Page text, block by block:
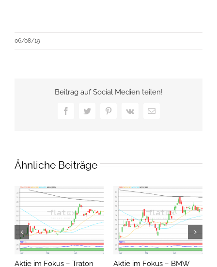
06/08/19
Beitrag auf Social Medien teilen!
FacebookTwitterPinterest
Vk
E-
Ähnliche Beiträge
Aktie im Fokus – Traton Aktie im Fokus – BMW